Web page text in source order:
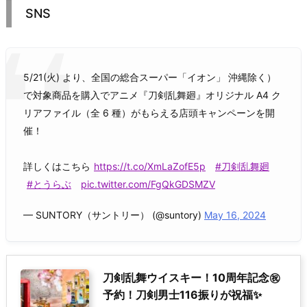
SNS
5/21(火) より、全国の総合スーパー「イオン」 沖縄除く）
で対象商品を購入でアニメ『刀剣乱舞廻』オリジナル A4 ク
リアファイル（全 6 種）がもらえる店頭キャンペーンを開
催！
詳しくはこちら https://t.co/XmLaZofE5p
#刀剣乱舞廻
#とうらぶ
pic.twitter.com/FgQkGDSMZV
— SUNTORY（サントリー） (@suntory) May 16, 2024
刀剣乱舞ウイスキー！10周年記念㊗
予約！刀剣男士116振りが祝福✨